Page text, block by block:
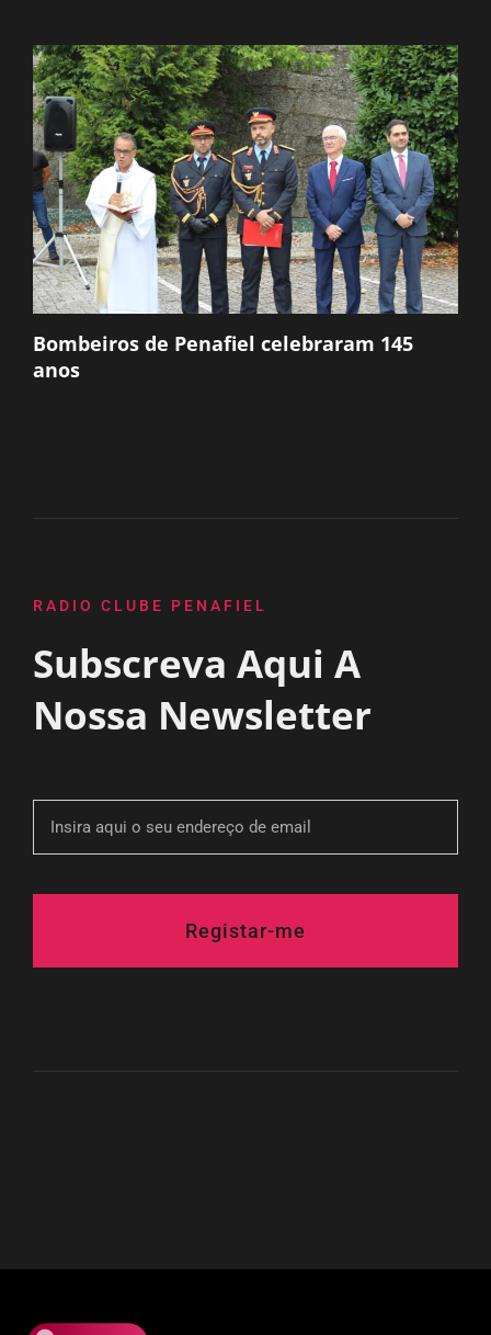
Bombeiros de Penafiel celebraram 145
anos
RADIO CLUBE PENAFIEL
Subscreva Aqui A
Nossa Newsletter
Registar-me